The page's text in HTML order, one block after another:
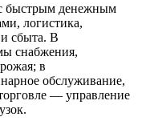
быстрым денежным
логистика,
сбыта. В
снабжения,
в
обслуживание,
— управление